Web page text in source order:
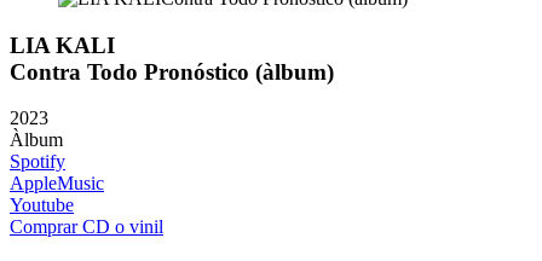
LIA KALI
Contra Todo Pronóstico (àlbum)
2023
Àlbum
Spotify
AppleMusic
Youtube
Comprar CD o vinil